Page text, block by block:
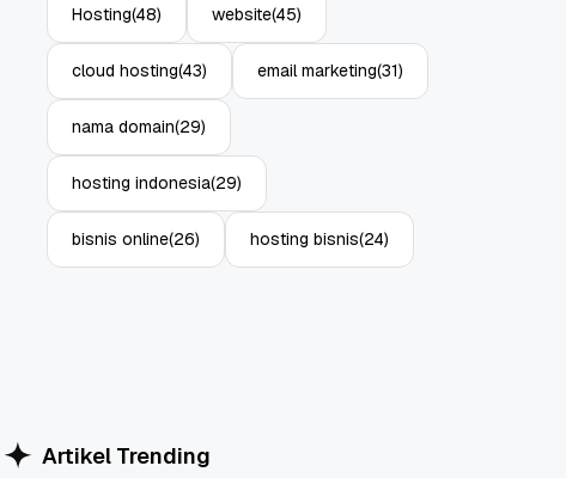
Hosting(48) website(45)
cloud hosting(43) email marketing(31)
nama domain(29)
hosting indonesia(29)
bisnis online(26) hosting bisnis(24)
Artikel Trending